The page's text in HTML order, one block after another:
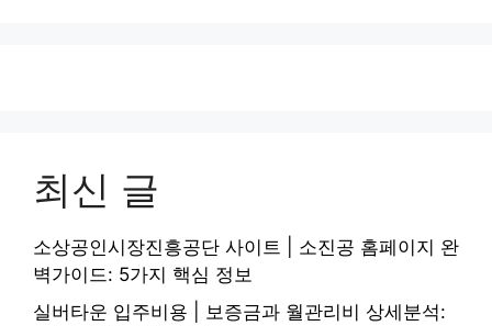
최신 글
소상공인시장진흥공단 사이트 | 소진공 홈페이지 완
벽가이드: 5가지 핵심 정보
실버타운 입주비용 | 보증금과 월관리비 상세분석: